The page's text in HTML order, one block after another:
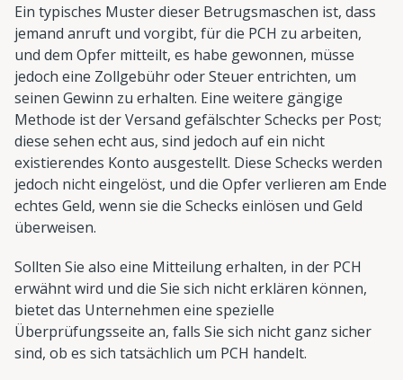
Ein typisches Muster dieser Betrugsmaschen ist, dass
jemand anruft und vorgibt, für die PCH zu arbeiten,
und dem Opfer mitteilt, es habe gewonnen, müsse
jedoch eine Zollgebühr oder Steuer entrichten, um
seinen Gewinn zu erhalten. Eine weitere gängige
Methode ist der Versand gefälschter Schecks per Post;
diese sehen echt aus, sind jedoch auf ein nicht
existierendes Konto ausgestellt. Diese Schecks werden
jedoch nicht eingelöst, und die Opfer verlieren am Ende
echtes Geld, wenn sie die Schecks einlösen und Geld
überweisen.
Sollten Sie also eine Mitteilung erhalten, in der PCH
erwähnt wird und die Sie sich nicht erklären können,
bietet das Unternehmen eine spezielle
Überprüfungsseite an, falls Sie sich nicht ganz sicher
sind, ob es sich tatsächlich um PCH handelt.